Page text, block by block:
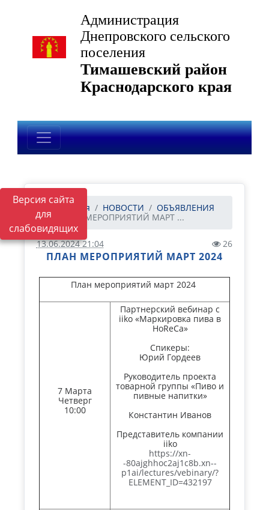
Версия сайта
для
слабовидящих
Администрация
Днепровского сельского
поселения
Тимашевский район
Краснодарского края
Главная НОВОСТИ
ОБЪЯВЛЕНИЯ
ПЛАН МЕРОПРИЯТИЙ МАРТ ...
13.06.2024 21:04 26
ПЛАН МЕРОПРИЯТИЙ МАРТ 2024
План мероприятий март 2024
7 Марта
Четверг
10:00
Партнерский вебинар с
iiko «Маркировка пива в
HoReCa»
Спикеры:
Юрий Гордеев
Руководитель проекта
товарной группы «Пиво и
пивные напитки»
Константин Иванов
Представитель компании
iiko
https://xn-
-80ajghhoc2aj1c8b.xn--
p1ai/lectures/vebinary/?
ELEMENT_ID=432197